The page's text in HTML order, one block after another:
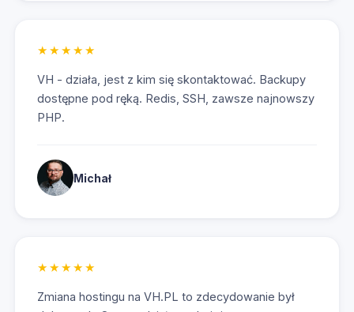
★★★★★
VH - działa, jest z kim się skontaktować. Backupy
dostępne pod ręką. Redis, SSH, zawsze najnowszy
PHP.
Michał
★★★★★
Zmiana hostingu na VH.PL to zdecydowanie był